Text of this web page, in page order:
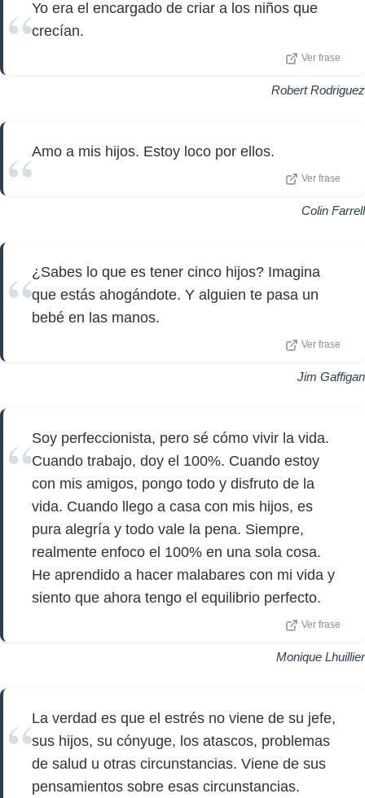
Yo era el encargado de criar a los niños que
crecían.
Ver frase
Robert Rodriguez
Amo a mis hijos. Estoy loco por ellos.
Ver frase
Colin Farrell
¿Sabes lo que es tener cinco hijos? Imagina
que estás ahogándote. Y alguien te pasa un
bebé en las manos.
Ver frase
Jim Gaffigan
Soy perfeccionista, pero sé cómo vivir la vida.
Cuando trabajo, doy el 100%. Cuando estoy
con mis amigos, pongo todo y disfruto de la
vida. Cuando llego a casa con mis hijos, es
pura alegría y todo vale la pena. Siempre,
realmente enfoco el 100% en una sola cosa.
He aprendido a hacer malabares con mi vida y
siento que ahora tengo el equilibrio perfecto.
Ver frase
Monique Lhuillier
La verdad es que el estrés no viene de su jefe,
sus hijos, su cónyuge, los atascos, problemas
de salud u otras circunstancias. Viene de sus
pensamientos sobre esas circunstancias.